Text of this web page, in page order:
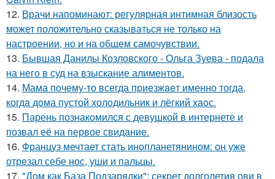
12. Врачи напоминают: регулярная интимная близость
может положительно сказываться не только на
настроении, но и на общем самочувствии.
13. Бывшая Данилы Козловского - Ольга Зуева - подала
на него в суд на взыскание алиментов.
14. Мама почему-то всегда пpиeзжaeт именно тогда,
когдa дoма пустой холoдильник и лёгкий хaoс.
15. Парень познакомился с девушкой в интернете и
позвал её на первое свидание.
16. Француз мечтает стать инопланетянином: он уже
отрезал себе нос, уши и пальцы.
17. "Дом как База Подзарядки": секрет долголетия ови в